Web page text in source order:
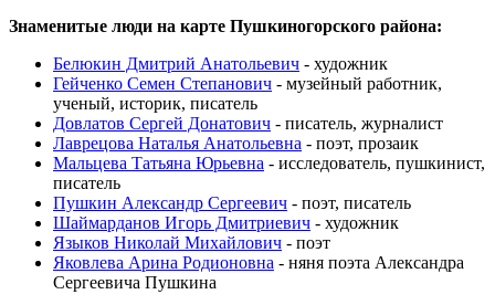
Знаменитые люди на карте Пушкиногорского района:
Белюкин Дмитрий Анатольевич - художник
Гейченко Семен Степанович - музейный работник,
ученый, историк, писатель
Довлатов Сергей Донатович - писатель, журналист
Лаврецова Наталья Анатольевна - поэт, прозаик
Мальцева Татьяна Юрьевна - исследователь, пушкинист,
писатель
Пушкин Александр Сергеевич - поэт, писатель
Шаймарданов Игорь Дмитриевич - художник
Языков Николай Михайлович - поэт
Яковлева Арина Родионовна - няня поэта Александра
Сергеевича Пушкина